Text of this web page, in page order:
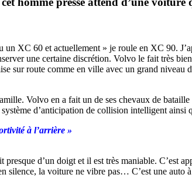
un XC 60 et actuellement » je roule en XC 90.
une certaine discrétion. Volvo le fait très
sur route comme en ville avec un grand niveau
Volvo en a fait un de ses chevaux de
d’anticipation de collision intelligent ainsi
à l’arrière »
d’un doigt et il est très maniable. C’est
silence, la voiture ne vibre pas… C’est une